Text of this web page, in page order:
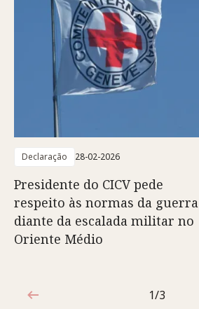
Declaração 28-02-2026
Presidente do CICV pede
respeito às normas da guerra
diante da escalada militar no
Oriente Médio
1 de 3
1/3